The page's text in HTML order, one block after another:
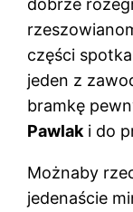
dobrze
części
jeden z
bramkę
Pawlak i do
Możnaby
jedenaście